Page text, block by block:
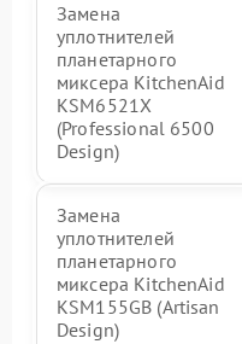
Замена
уплотнителей
планетарного
миксера KitchenAid
KSM6521X
(Professional 6500
Design)
Замена
уплотнителей
планетарного
миксера KitchenAid
KSM155GB (Artisan
Design)